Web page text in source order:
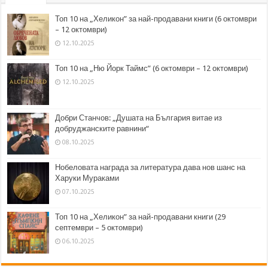
Топ 10 на „Хеликон” за най-продавани книги (6 октомври
– 12 октомври)
12.10.2025
Топ 10 на „Ню Йорк Таймс” (6 октомври – 12 октомври)
12.10.2025
Добри Станчов: „Душата на България витае из
добруджанските равнини“
08.10.2025
Нобеловата награда за литература дава нов шанс на
Харуки Мураками
07.10.2025
Топ 10 на „Хеликон” за най-продавани книги (29
септември – 5 октомври)
06.10.2025